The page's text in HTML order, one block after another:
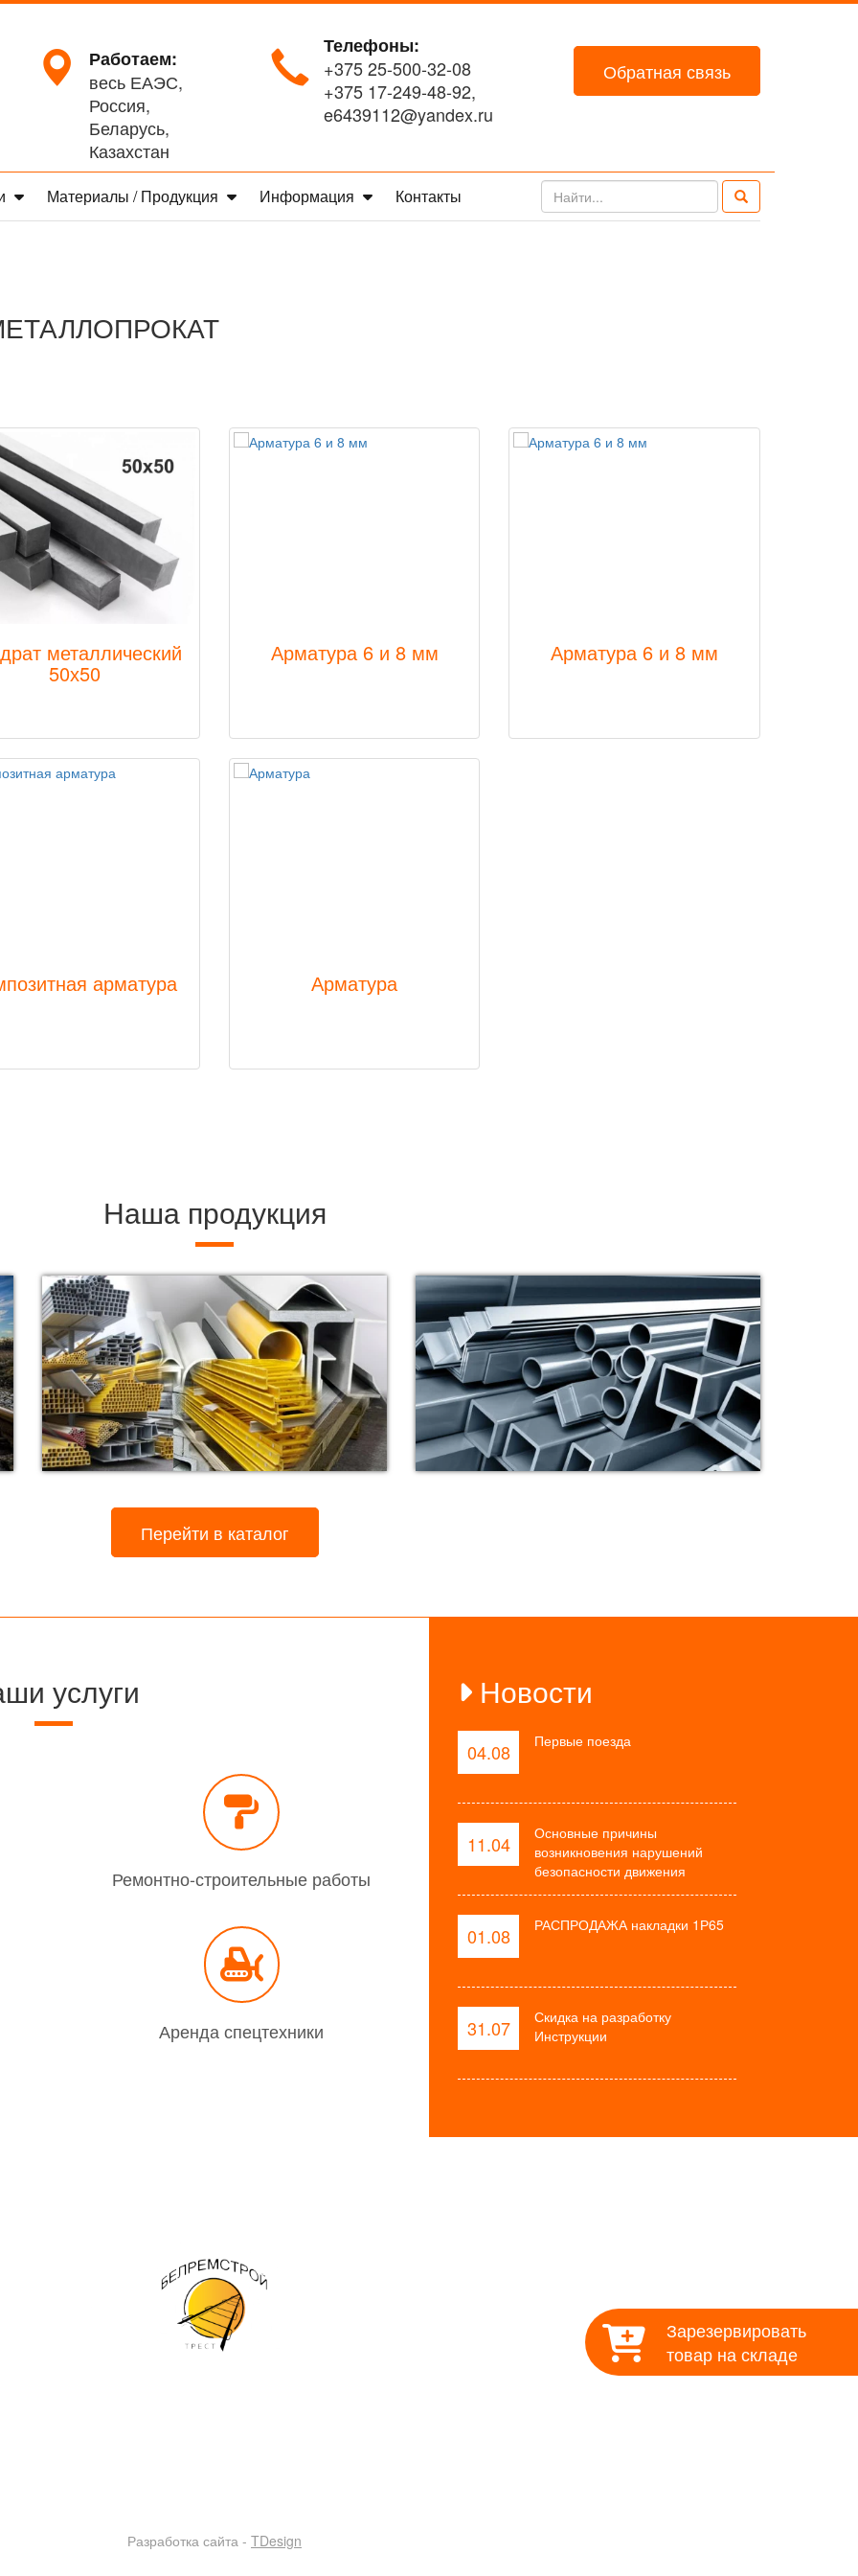
Работаем:
весь ЕАЭС,
Россия,
Беларусь,
Казахстан
Телефоны:
+375 25-500-32-08
+375 17-249-48-92,
e6439112@yandex.ru
Обратная связь
Материалы / Продукция Информация Контакты
металлический
50х50
Арматура 6 и 8 мм Арматура 6 и 8 мм
арматура Арматура
Наша продукция
Перейти в каталог
услуги
Ремонтно-строительные работы
Аренда спецтехники
Новости
04.08 Первые поезда
11.04
Основные причины
возникновения нарушений
безопасности движения
01.08 РАСПРОДАЖА накладки 1Р65
31.07
Скидка на разработку
Инструкции
Разработка сайта - TDesign
Зарезервировать
товар на складе